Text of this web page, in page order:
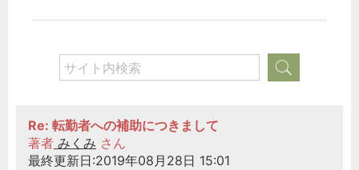
Re: 転勤者への補助につきまして
著者 みくみ さん
最終更新日:2019年08月28日 15:01